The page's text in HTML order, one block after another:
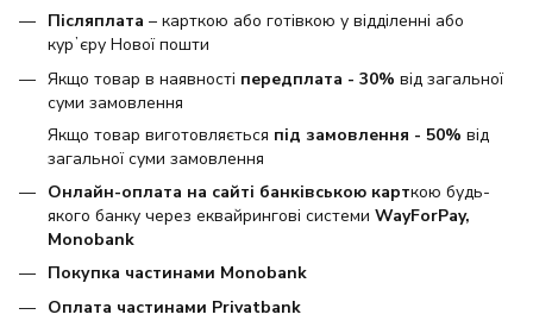
Післяплата – карткою або готівкою у відділенні або
курʼєру Нової пошти
Якщо товар в наявності передплата - 30% від загальної
суми замовлення
Якщо товар виготовляється під замовлення - 50% від
загальної суми замовлення
Онлайн-оплата на сайті банківською карткою будь-
якого банку через еквайрингові системи WayForPay,
Monobank
Покупка частинами Monobank
Оплата частинами Privatbank